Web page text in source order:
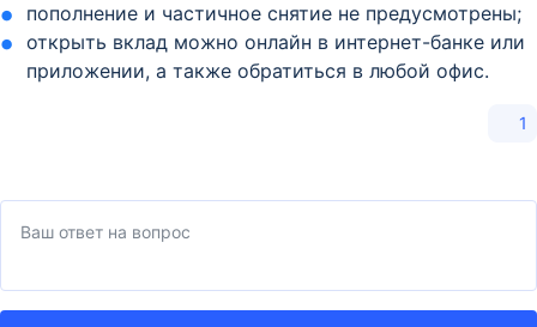
пополнение и частичное снятие не предусмотрены;
открыть вклад можно онлайн в интернет-банке или
приложении, а также обратиться в любой офис.
1